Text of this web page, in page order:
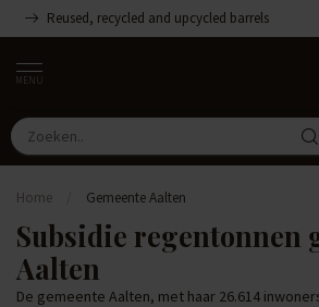
Reused, recycled and upcycled barrels
MENU
Home Gemeente Aalten
Subsidie regentonnen
Aalten
De gemeente Aalten, met haar 26.614